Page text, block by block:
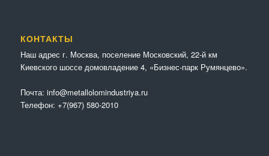
КОНТАКТЫ
Наш адрес г. Москва, поселение Московский, 22-й км
Киевского шоссе домовладение 4, «Бизнес-парк Румянцево».
Почта: info@metallolomindustriya.ru
Телефон: +7(967) 580-2010